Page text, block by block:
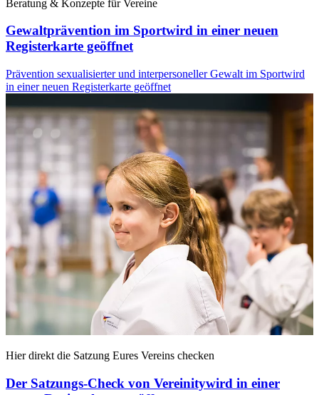
Beratung & Konzepte für Vereine
Gewaltprävention im Sportwird in einer neuen
Registerkarte geöffnet
Prävention sexualisierter und interpersoneller Gewalt im Sportwird
in einer neuen Registerkarte geöffnet
Hier direkt die Satzung Eures Vereins checken
Der Satzungs-Check von Vereinitywird in einer